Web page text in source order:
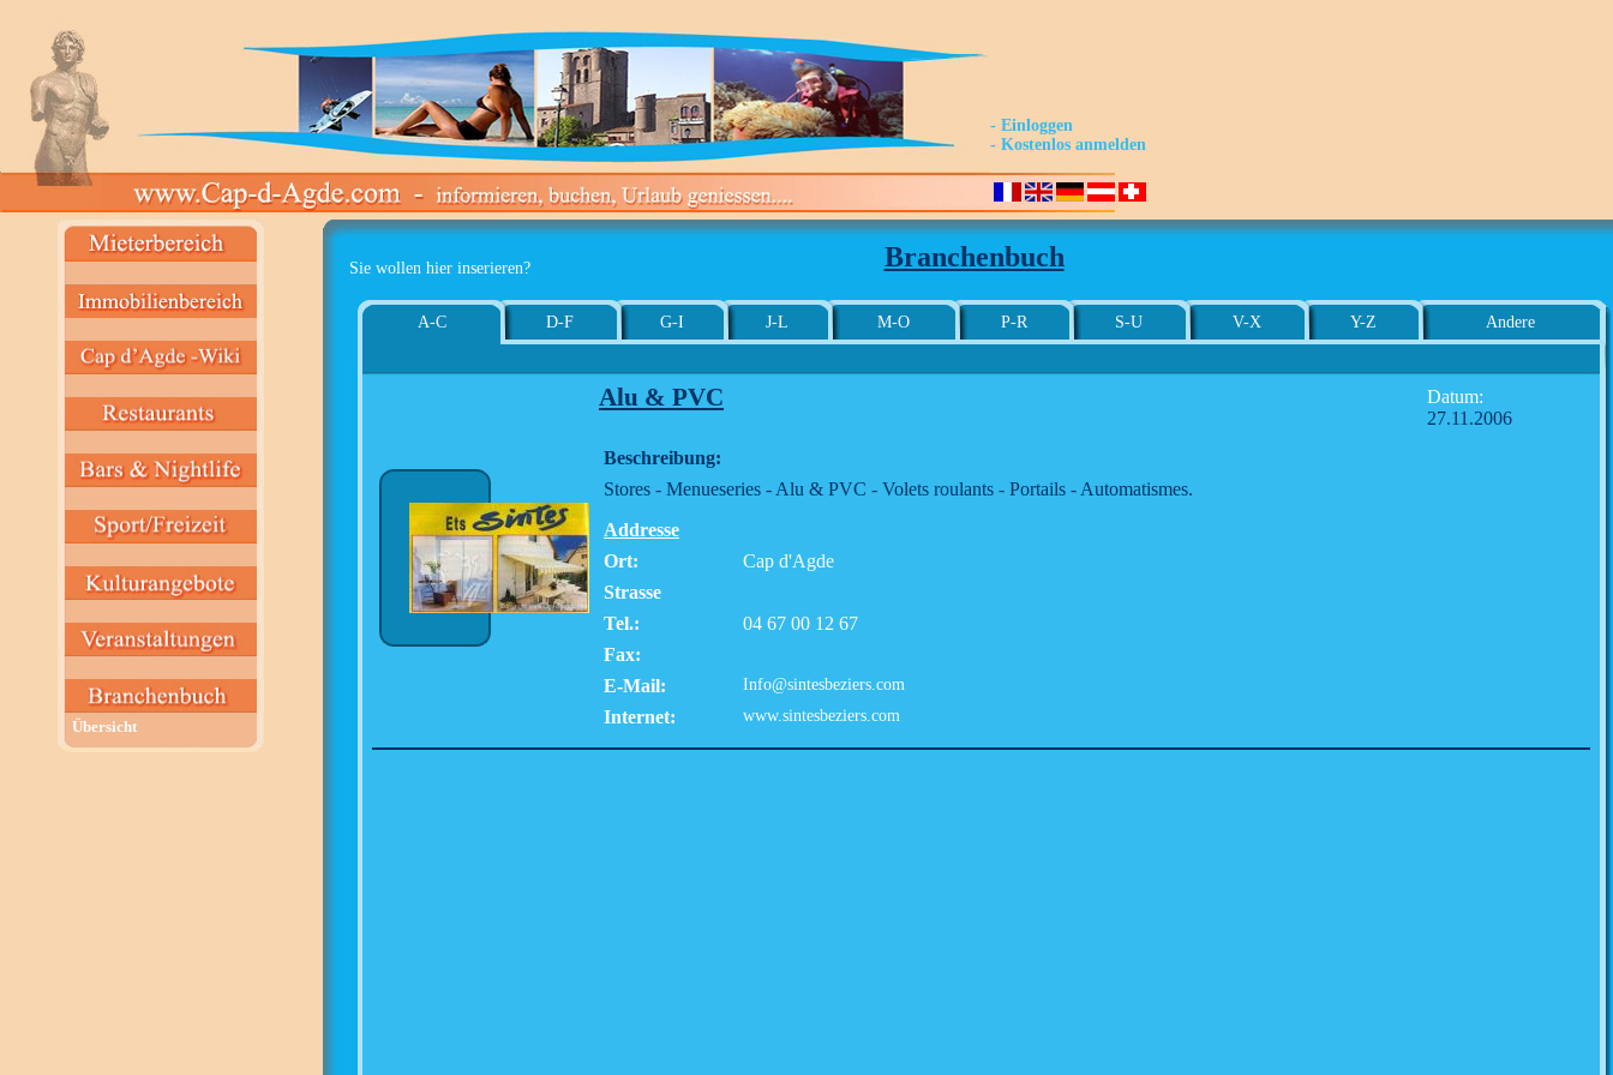
- Einloggen
- Kostenlos anmelden
Übersicht
Sie wollen hier inserieren? Branchenbuch
A-C D-F G-I J-L M-O P-R S-U V-X Y-Z Andere
Alu & PVC
Datum:
27.11.2006
Beschreibung:
Stores - Menueseries - Alu & PVC - Volets roulants - Portails - Automatismes.
Addresse
Ort:
Cap d'Agde
Strasse
Tel.:
04 67 00 12 67
Fax:
E-Mail:
Info@sintesbeziers.com
Internet: www.sintesbeziers.com